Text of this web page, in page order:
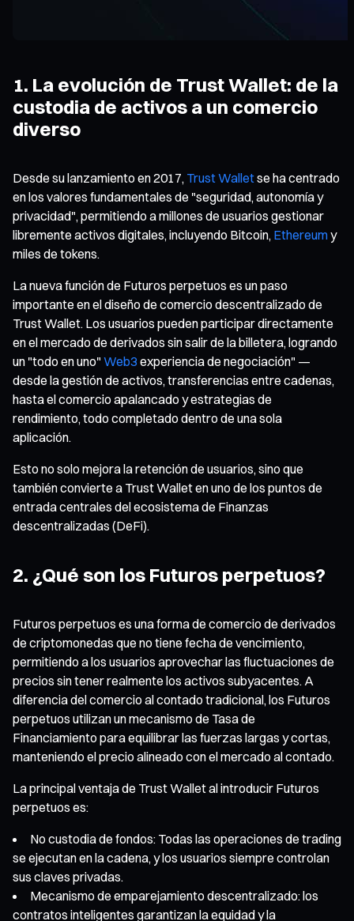
1. La evolución de Trust Wallet: de la
custodia de activos a un comercio
diverso
Desde su lanzamiento en 2017, Trust Walletse ha centrado
en los valores fundamentales de "seguridad, autonomía y
privacidad", permitiendo a millones de usuarios gestionar
libremente activos digitales, incluyendo Bitcoin, Ethereumy
miles de tokens.
La nueva función de Futuros perpetuos es un paso
importante en el diseño de comercio descentralizado de
Trust Wallet. Los usuarios pueden participar directamente
en el mercado de derivados sin salir de la billetera, logrando
un "todo en uno" Web3 experiencia de negociación" —
desde la gestión de activos, transferencias entre cadenas,
hasta el comercio apalancado y estrategias de
rendimiento, todo completado dentro de una sola
aplicación.
Esto no solo mejora la retención de usuarios, sino que
también convierte a Trust Wallet en uno de los puntos de
entrada centrales del ecosistema de Finanzas
descentralizadas (DeFi).
2. ¿Qué son los Futuros perpetuos?
Futuros perpetuos es una forma de comercio de derivados
de criptomonedas que no tiene fecha de vencimiento,
permitiendo a los usuarios aprovechar las fluctuaciones de
precios sin tener realmente los activos subyacentes. A
diferencia del comercio al contado tradicional, los Futuros
perpetuos utilizan un mecanismo de Tasa de
Financiamiento para equilibrar las fuerzas largas y cortas,
manteniendo el precio alineado con el mercado al contado.
La principal ventaja de Trust Wallet al introducir Futuros
perpetuos es:
No custodia de fondos: Todas las operaciones de trading
se ejecutan en la cadena, y los usuarios siempre controlan
sus claves privadas.
Mecanismo de emparejamiento descentralizado: los
contratos inteligentes garantizan la equidad y la